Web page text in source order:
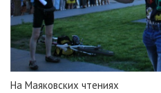
На Маяковских чтениях